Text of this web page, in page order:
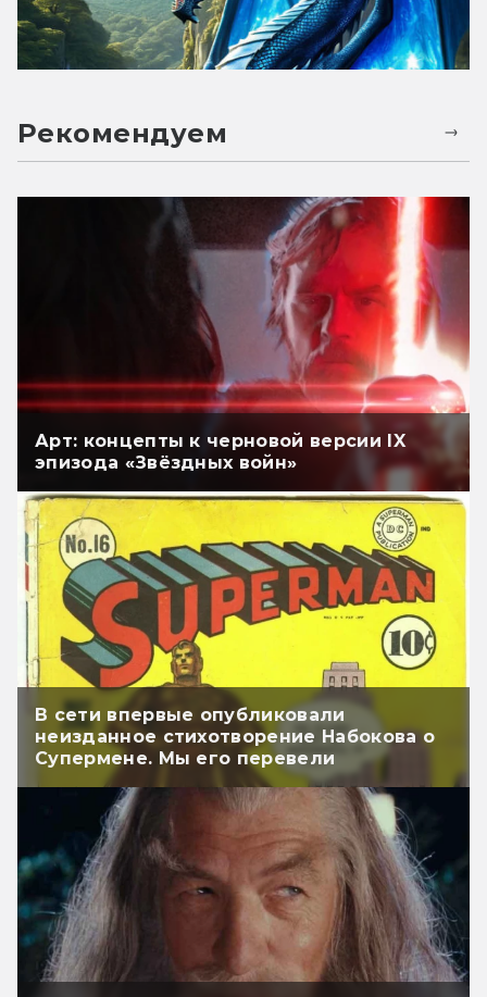
Рекомендуем
Арт: концепты к черновой версии IX
эпизода «Звёздных войн»
В сети впервые опубликовали
неизданное стихотворение Набокова о
Супермене. Мы его перевели